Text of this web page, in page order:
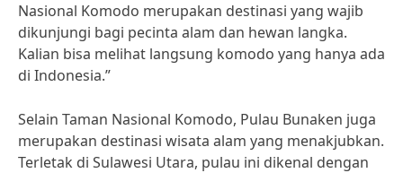
Nasional Komodo merupakan destinasi yang wajib
dikunjungi bagi pecinta alam dan hewan langka.
Kalian bisa melihat langsung komodo yang hanya ada
di Indonesia.”
Selain Taman Nasional Komodo, Pulau Bunaken juga
merupakan destinasi wisata alam yang menakjubkan.
Terletak di Sulawesi Utara, pulau ini dikenal dengan